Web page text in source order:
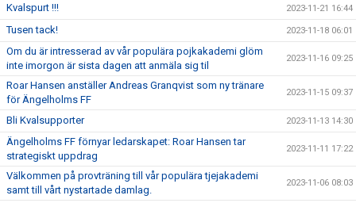
Kvalspurt !!! 2023-11-21 16:44
Tusen tack! 2023-11-18 06:01
Om du är intresserad av vår populära pojkakademi glöm
inte imorgon är sista dagen att anmäla sig til
2023-11-16 09:25
Roar Hansen anställer Andreas Granqvist som ny tränare
för Ängelholms FF
2023-11-15 09:37
Bli Kvalsupporter 2023-11-13 14:30
Ängelholms FF förnyar ledarskapet: Roar Hansen tar
strategiskt uppdrag
2023-11-11 17:22
Välkommen på provträning till vår populära tjejakademi
samt till vårt nystartade damlag.
2023-11-06 08:03